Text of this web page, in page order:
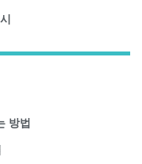
방법